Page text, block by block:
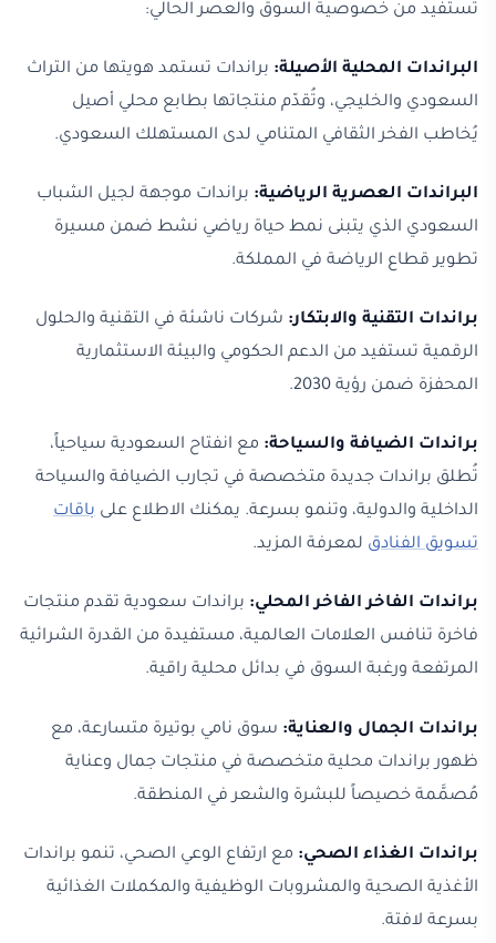
تستفيد من خصوصية السوق والعصر الحالي:
البراندات المحلية الأصيلة: براندات تستمد هويتها من التراث
السعودي والخليجي، وتُقدّم منتجاتها بطابع محلي أصيل
يُخاطب الفخر الثقافي المتنامي لدى المستهلك السعودي.
البراندات العصرية الرياضية: براندات موجهة لجيل الشباب
السعودي الذي يتبنى نمط حياة رياضي نشط ضمن مسيرة
تطوير قطاع الرياضة في المملكة.
براندات التقنية والابتكار: شركات ناشئة في التقنية والحلول
الرقمية تستفيد من الدعم الحكومي والبيئة الاستثمارية
المحفزة ضمن رؤية 2030.
براندات الضيافة والسياحة: مع انفتاح السعودية سياحياً،
تُطلق براندات جديدة متخصصة في تجارب الضيافة والسياحة
الداخلية والدولية، وتنمو بسرعة. يمكنك الاطلاع على باقات
تسويق الفنادق لمعرفة المزيد.
براندات الفاخر الفاخر المحلي: براندات سعودية تقدم منتجات
فاخرة تنافس العلامات العالمية، مستفيدة من القدرة الشرائية
المرتفعة ورغبة السوق في بدائل محلية راقية.
براندات الجمال والعناية: سوق نامي بوتيرة متسارعة، مع
ظهور براندات محلية متخصصة في منتجات جمال وعناية
مُصمَّمة خصيصاً للبشرة والشعر في المنطقة.
براندات الغذاء الصحي: مع ارتفاع الوعي الصحي، تنمو براندات
الأغذية الصحية والمشروبات الوظيفية والمكملات الغذائية
بسرعة لافتة.